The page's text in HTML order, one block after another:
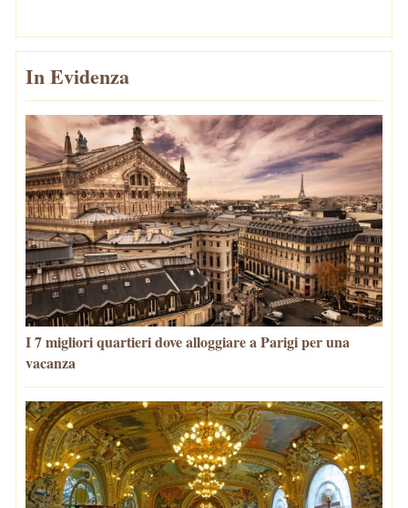
In Evidenza
I 7 migliori quartieri dove alloggiare a Parigi per una
vacanza